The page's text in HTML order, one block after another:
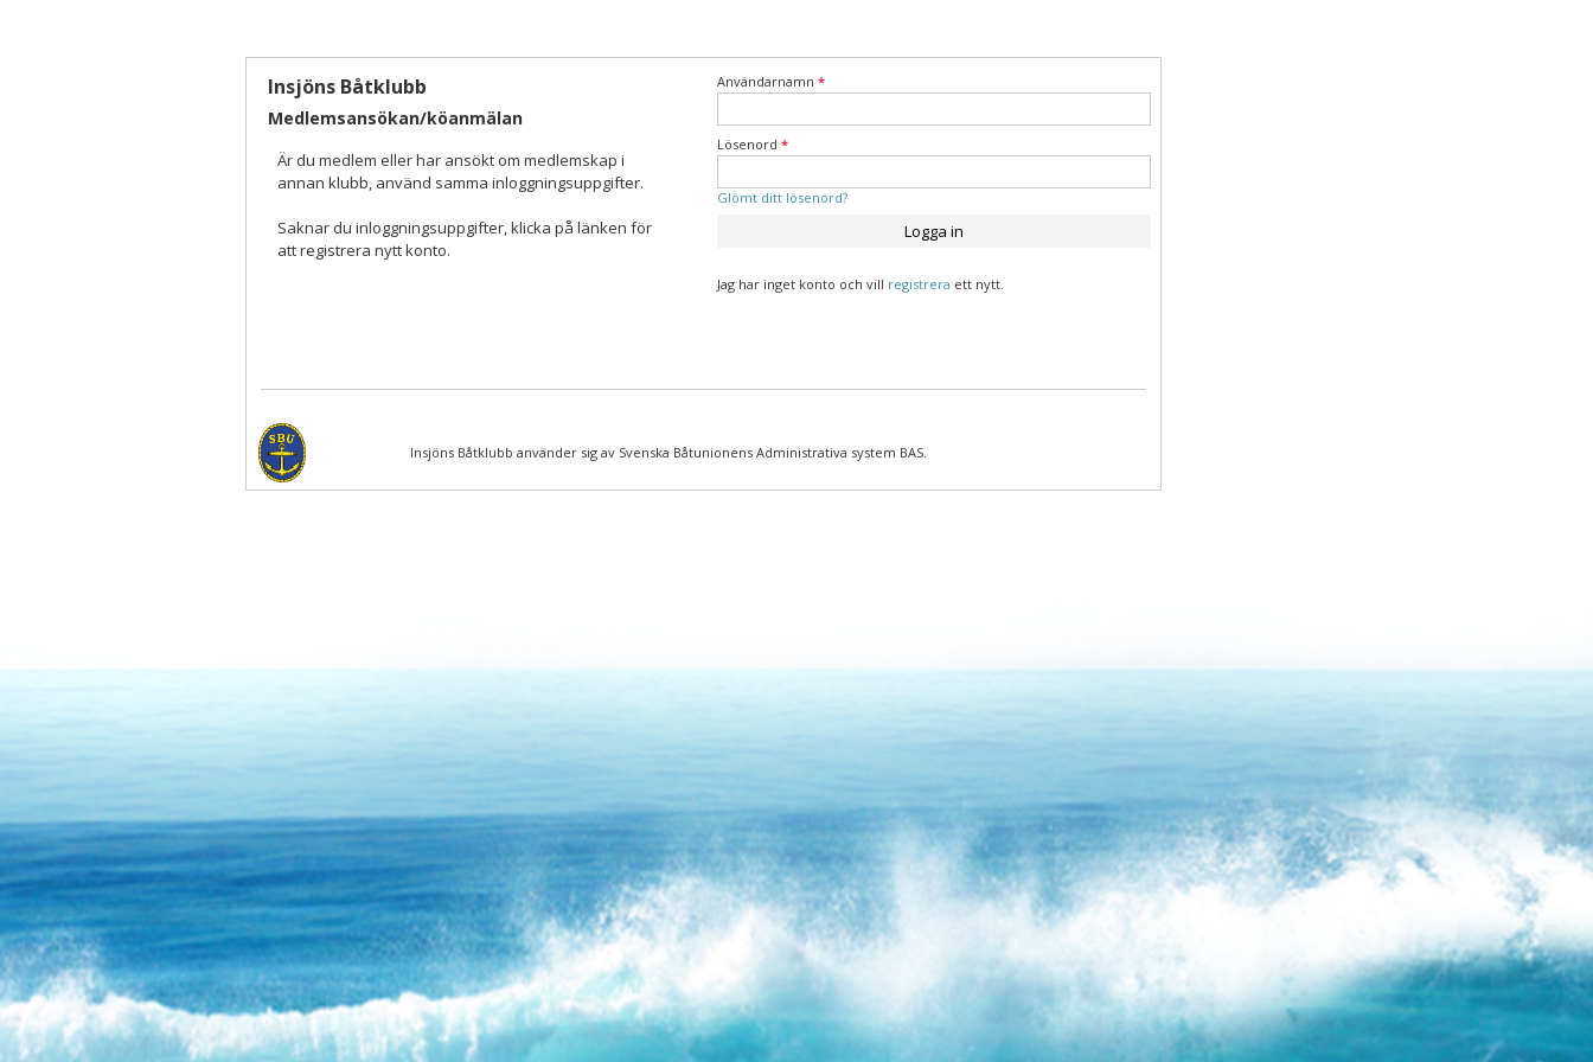
Insjöns Båtklubb
Medlemsansökan/köanmälan
Är du medlem eller har ansökt om medlemskap i
annan klubb, använd samma inloggningsuppgifter.
Saknar du inloggningsuppgifter, klicka på länken för
att registrera nytt konto.
Användarnamn*
Lösenord*
Glömt ditt lösenord?
Logga in
Jag har inget konto och vill registrera ett nytt.
Insjöns Båtklubb använder sig av Svenska Båtunionens Administrativa system BAS.